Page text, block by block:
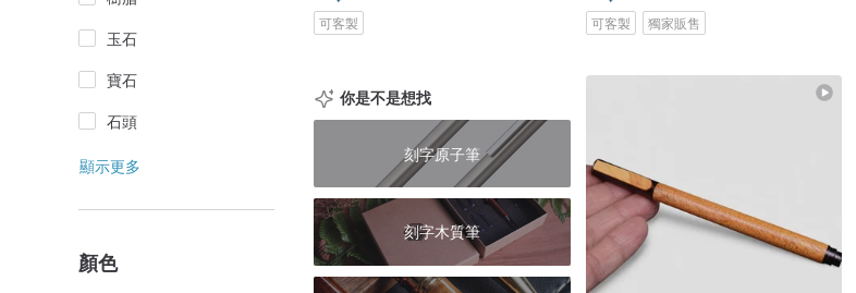
玉石
寶石
石頭
顯示更多
顏色
可客製 可客製 獨家販售
你是不是想找
刻字原子筆
刻字木質筆